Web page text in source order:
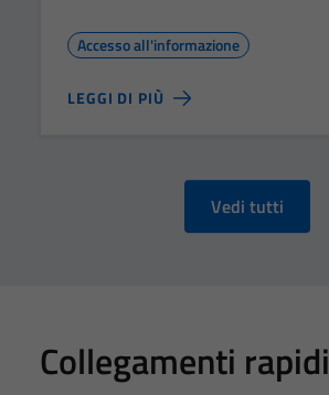
Accesso all'informazione
LEGGI DI PIÙ
Vedi tutti
Collegamenti rapidi